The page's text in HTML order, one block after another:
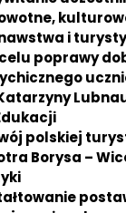
i
celu poprawy
polskiej
Borysa –